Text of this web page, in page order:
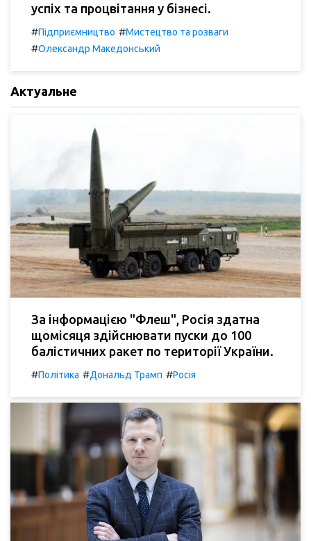
успіх та процвітання у бізнесі.
#Підприємництво #Мистецтво та розваги
#Олександр Македонський
Актуальне
За інформацією "Флеш", Росія здатна
щомісяця здійснювати пуски до 100
балістичних ракет по території України.
#Політика #Дональд Трамп #Росія